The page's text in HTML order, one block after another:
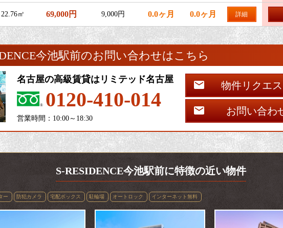
22.76㎡ 69,000円 9,000円 0.0ヶ月 0.0ヶ月 詳細
今池駅前のお問い合わせはこちら
名古屋の高級賃貸はリミテッド名古屋
0120-410-014
営業時間：10:00～18:30
物件リクエス
お問い合わ
S-RESIDENCE今池駅前に特徴の近い物件
ー 防犯カメラ 宅配ボックス 駐輪場 オートロック インターネット無料